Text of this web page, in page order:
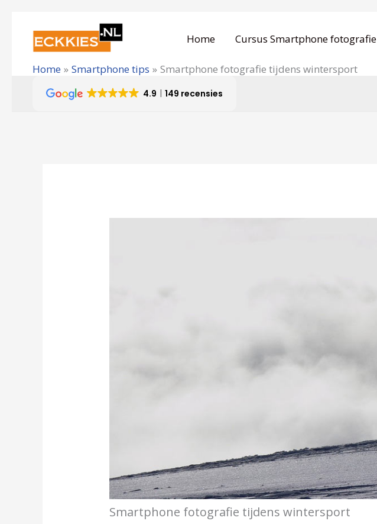
Home Cursus Smartphone fotografie
Home Smartphone tips Smartphone fotografie tijdens wintersport
4.9 149 recensies
Smartphone fotografie tijdens wintersport